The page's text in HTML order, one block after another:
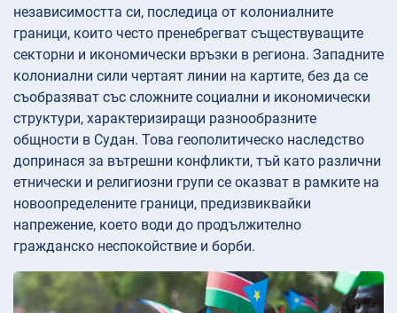
независимостта си, последица от колониалните
граници, които често пренебрегват съществуващите
секторни и икономически връзки в региона. Западните
колониални сили чертаят линии на картите, без да се
съобразяват със сложните социални и икономически
структури, характеризиращи разнообразните
общности в Судан. Това геополитическо наследство
допринася за вътрешни конфликти, тъй като различни
етнически и религиозни групи се оказват в рамките на
новоопределените граници, предизвиквайки
напрежение, което води до продължително
гражданско неспокойствие и борби.